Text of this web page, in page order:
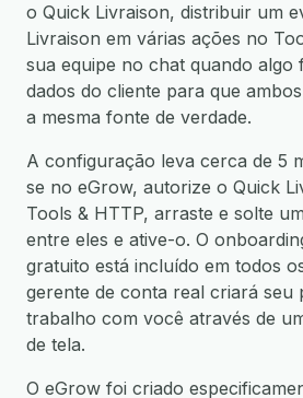
o Quick Livraison, distribuir um
Livraison em várias ações no
sua equipe no chat quando algo
dados do cliente para que
a mesma fonte de verdade.
A configuração leva cerca de 5
se no eGrow, autorize o Quick
Tools & HTTP, arraste e solte
entre eles e ative-o. O
gratuito está incluído em todos
gerente de conta real criará seu
trabalho com você através de
de tela.
O eGrow foi criado